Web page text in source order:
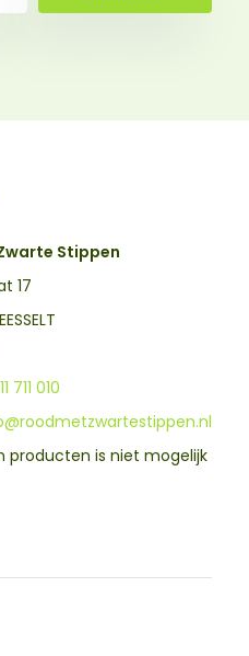
Stippen
17
711 010
producten is niet mogelijk